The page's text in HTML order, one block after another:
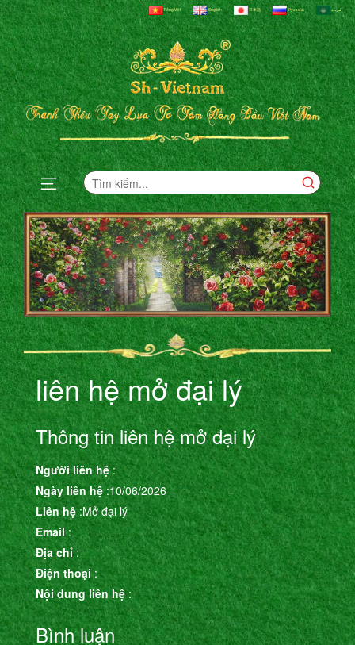
Tiếng Việt English 日本語 Русский العربية
liên hệ mở đại lý
Thông tin liên hệ mở đại lý
Người liên hệ:
Ngày liên hệ :10/06/2026
Liên hệ:Mở đại lý
Email:
Địa chỉ:
Điện thoại:
Nội dung liên hệ:
Bình luận